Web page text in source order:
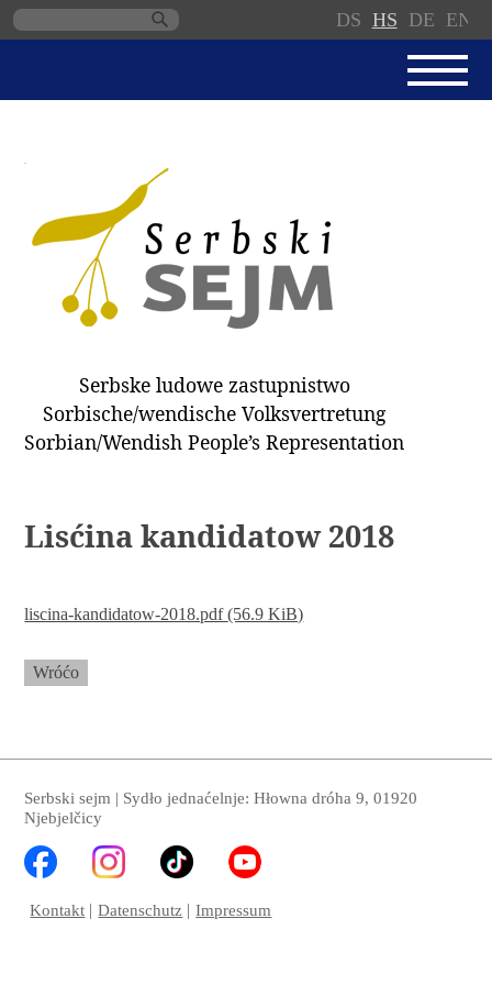
DS HS DE EN
SERBSKI SEJM
JEDNANSKI PORJAD
PROTOKOLE / WOBZAMKNJENJA
DARY
ZAPÓSŁANCY
WUBĚRKI
Serbske ludowe zastupnistwo
Sorbische/wendische Volksvertretung
Sorbian/Wendish People’s Representation
Lisćina kandidatow 2018
liscina-kandidatow-2018.pdf(56.9 KiB)
Wróćo
Serbski sejm | Sydło jednaćelnje: Hłowna dróha 9, 01920
Njebjelčicy
Kontakt Datenschutz Impressum